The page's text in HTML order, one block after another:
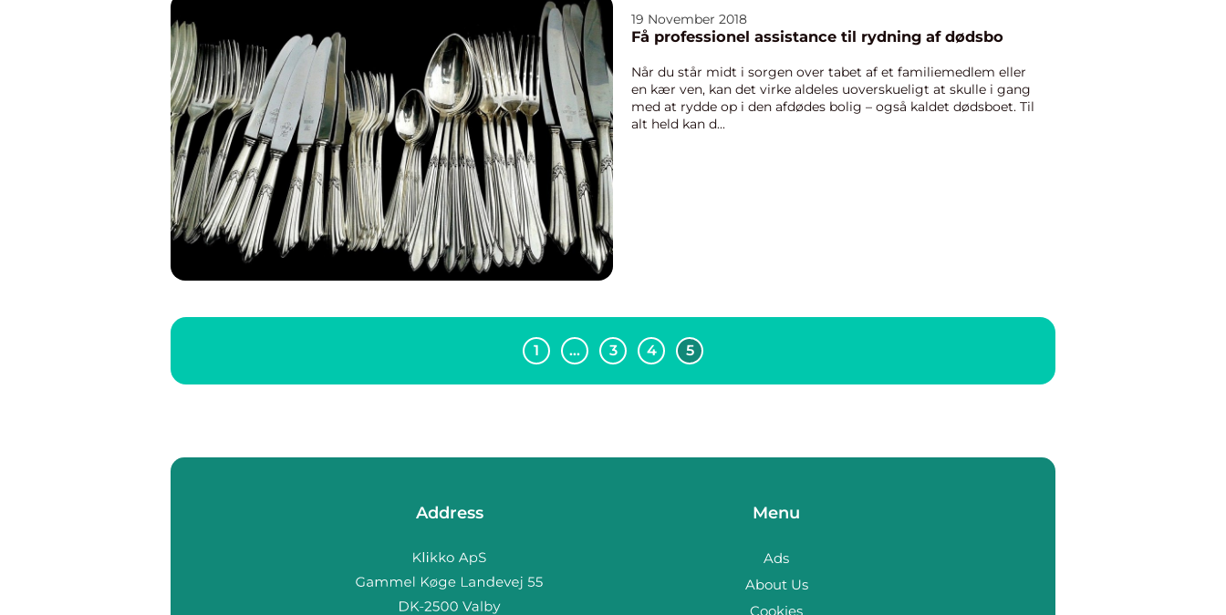
19 November 2018
Få professionel assistance til rydning af dødsbo
Når du står midt i sorgen over tabet af et familiemedlem eller
en kær ven, kan det virke aldeles uoverskueligt at skulle i gang
med at rydde op i den afdødes bolig – også kaldet dødsboet. Til
alt held kan d...
1 … 3 4 5
Address Menu
Ads
About Us
Cookies